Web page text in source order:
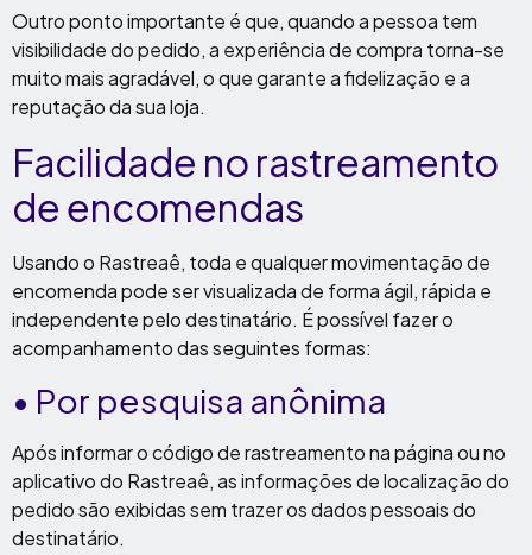
Outro ponto importante é que, quando a pessoa tem
visibilidade do pedido, a experiência de compra torna-se
muito mais agradável, o que garante a fidelização e a
reputação da sua loja.
Facilidade no rastreamento
de encomendas
Usando o Rastreaê, toda e qualquer movimentação de
encomenda pode ser visualizada de forma ágil, rápida e
independente pelo destinatário. É possível fazer o
acompanhamento das seguintes formas:
• Por pesquisa anônima
Após informar o código de rastreamento na página ou no
aplicativo do Rastreaê, as informações de localização do
pedido são exibidas sem trazer os dados pessoais do
destinatário.